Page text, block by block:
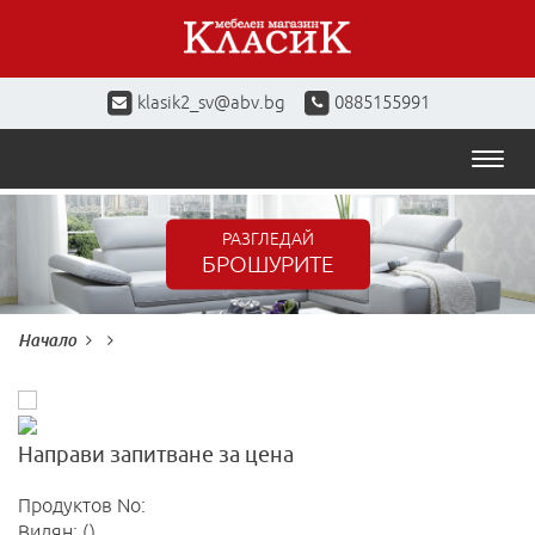
klasik2_sv@abv.bg 0885155991
РАЗГЛЕДАЙ
БРОШУРИТЕ
Начало
Направи запитване за цена
Продуктов No: